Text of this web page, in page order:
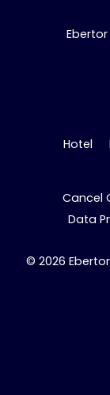
Hotel
Cancel
Data
© 2026